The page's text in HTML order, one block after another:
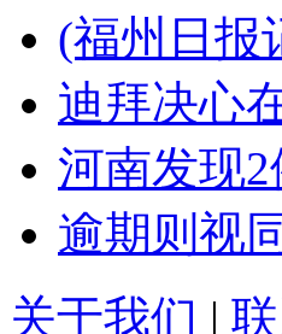
(福州日报
迪拜决心
河南发现
逾期则视
关于我们 |